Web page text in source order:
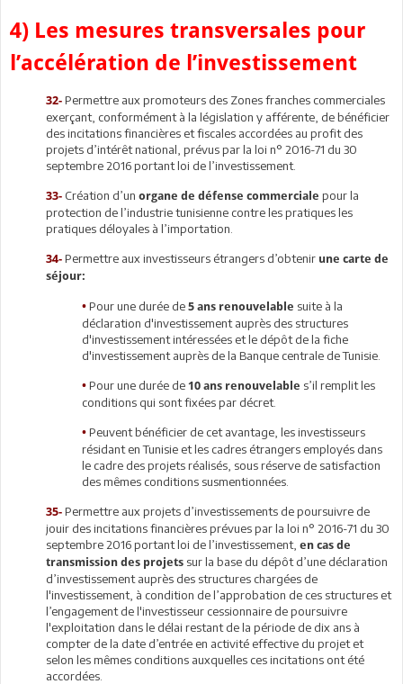
4) Les mesures transversales pour
l’accélération de l’investissement
32- Permettre aux promoteurs des Zones franches commerciales
exerçant, conformément à la législation y afférente, de bénéficier
des incitations financières et fiscales accordées au profit des
projets d’intérêt national, prévus par la loi n° 2016-71 du 30
septembre 2016 portant loi de l’investissement.
33- Création d’un organe de défense commerciale pour la
protection de l’industrie tunisienne contre les pratiques les
pratiques déloyales à l’importation.
34- Permettre aux investisseurs étrangers d’obtenir une carte de
séjour:
• Pour une durée de 5 ans renouvelable suite à la
déclaration d'investissement auprès des structures
d'investissement intéressées et le dépôt de la fiche
d'investissement auprès de la Banque centrale de Tunisie.
• Pour une durée de 10 ans renouvelable s’il remplit les
conditions qui sont fixées par décret.
• Peuvent bénéficier de cet avantage, les investisseurs
résidant en Tunisie et les cadres étrangers employés dans
le cadre des projets réalisés, sous réserve de satisfaction
des mêmes conditions susmentionnées.
35- Permettre aux projets d’investissements de poursuivre de
jouir des incitations financières prévues par la loi n° 2016-71 du 30
septembre 2016 portant loi de l’investissement, en cas de
transmission des projets sur la base du dépôt d’une déclaration
d’investissement auprès des structures chargées de
l'investissement, à condition de l’approbation de ces structures et
l’engagement de l'investisseur cessionnaire de poursuivre
l'exploitation dans le délai restant de la période de dix ans à
compter de la date d’entrée en activité effective du projet et
selon les mêmes conditions auxquelles ces incitations ont été
accordées.